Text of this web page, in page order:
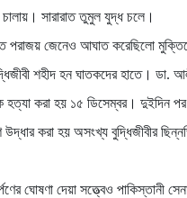
সারারাত তুমুল যুদ্ধ চলে।
পরাজয় জেনেও আঘাত করেছিলো
শহীদ হন ঘাতকদের হাতে। ডা.
করা হয় ১৫ ডিসেম্বর। দুইদিন পর
করা হয় অসংখ্য বুদ্ধিজীবীর
ঘোষণা দেয়া সত্ত্বেও পাকিস্তানী